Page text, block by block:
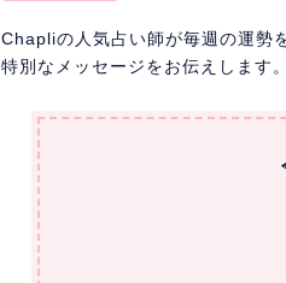
Chapliの人気占い師が毎週の運勢
特別なメッセージをお伝えします。